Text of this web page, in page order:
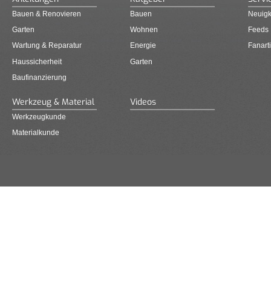
Bauen & Renovieren
Garten
Wartung & Reparatur
Haussicherheit
Baufinanzierung
Bauen
Wohnen
Energie
Garten
Feeds
Werkzeug & Material
Werkzeugkunde
Materialkunde
Videos